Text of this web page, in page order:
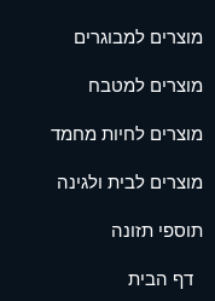
מוצרים למבוגרים
מוצרים למטבח
מוצרים לחיות מחמד
מוצרים לבית ולגינה
תוספי תזונה
דף הבית